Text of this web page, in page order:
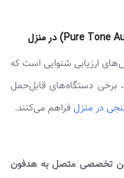
ارزیابی شنوایی است که
برخی دستگاه‌های قابل‌حمل
در منزلفراهم می‌کنند.
تخصصی متصل به هدفون